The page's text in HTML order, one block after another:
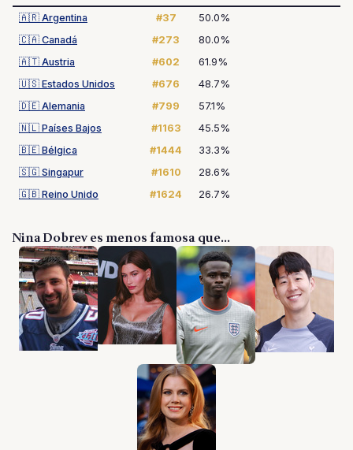
🇦🇷 Argentina #37
50.0%
🇨🇦 Canadá #273
80.0%
🇦🇹 Austria #602
61.9%
🇺🇸 Estados Unidos #676
48.7%
🇩🇪 Alemania #799
57.1%
🇳🇱 Países Bajos #1163
45.5%
🇧🇪 Bélgica #1444
33.3%
🇸🇬 Singapur #1610
28.6%
🇬🇧 Reino Unido #1624 26.7%
Nina Dobrev es menos famosa que...